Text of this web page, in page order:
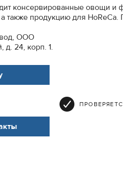
консервированные овощи и
также продукцию для
ООО
д. 24, корп. 1.